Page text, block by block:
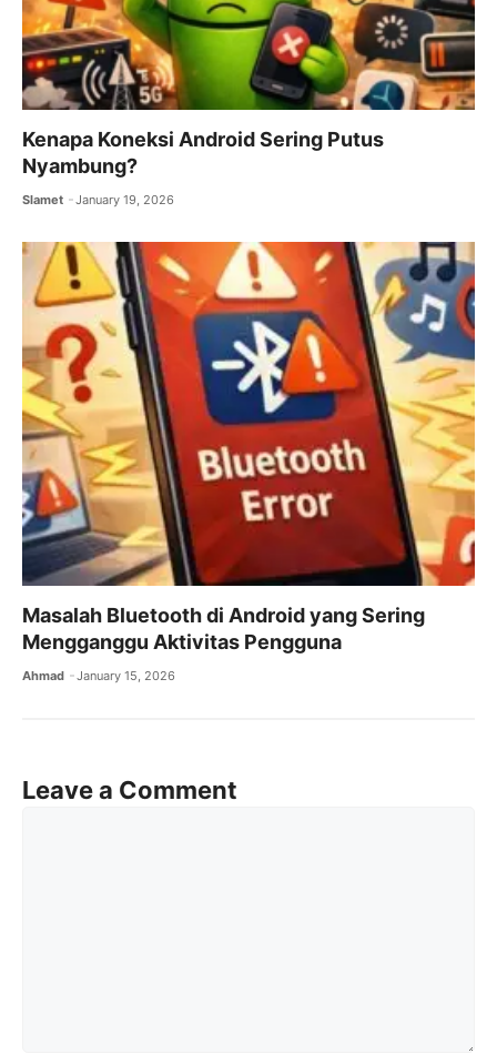
Kenapa Koneksi Android Sering Putus
Nyambung?
Slamet January 19, 2026
Masalah Bluetooth di Android yang Sering
Mengganggu Aktivitas Pengguna
Ahmad January 15, 2026
Leave a Comment